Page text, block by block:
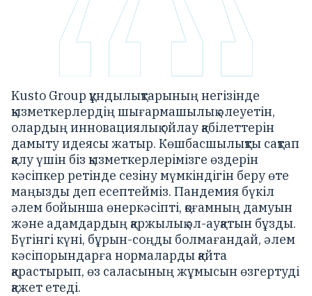
Kusto Group құндылықтарының негізінде
қызметкерлердің шығармашылық әлеуетін,
олардың инновациялық ойлау қабілеттерін
дамыту идеясы жатыр. Көшбасшылықты сақтап
қалу үшін біз қызметкерлерімізге өздерін
кәсіпкер ретінде сезіну мүмкіндігін беру өте
маңызды деп есептейміз. Пандемия бүкіл
әлем бойынша өнеркәсіпті, қоғамның дамуын
және адамдардың қаржылық әл-ауқатын бұзды.
Бүгінгі күні, бұрын-соңды болмағандай, әлем
кәсіпорындарға нормаларды қайта
қарастырып, өз саласының жұмысын өзгертуді
қажет етеді.